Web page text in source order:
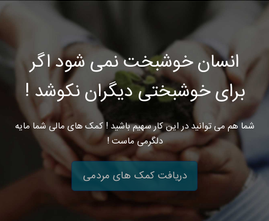
انسان خوشبخت نمی شود اگر
برای خوشبختی دیگران نکوشد !
شما هم می توانید در این کار سهیم باشید ! کمک های مالی شما مایه
دلگرمی ماست !
دریافت کمک های مردمی